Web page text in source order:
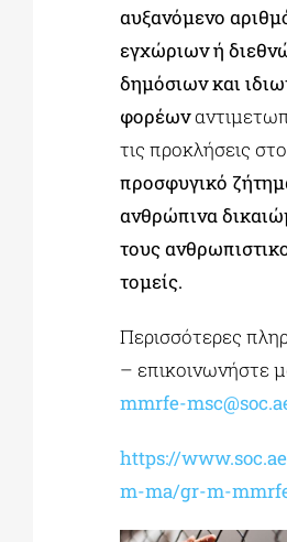
αυξανόμενο
εγχώριων ή
δημόσιων και
φορέων
τις προκλήσεις στο
προσφυγικό
ανθρώπινα
τους
τομείς.
Περισσότερες
– επικοινωνήστε
mmrfe-
https://
m-ma/gr-m-